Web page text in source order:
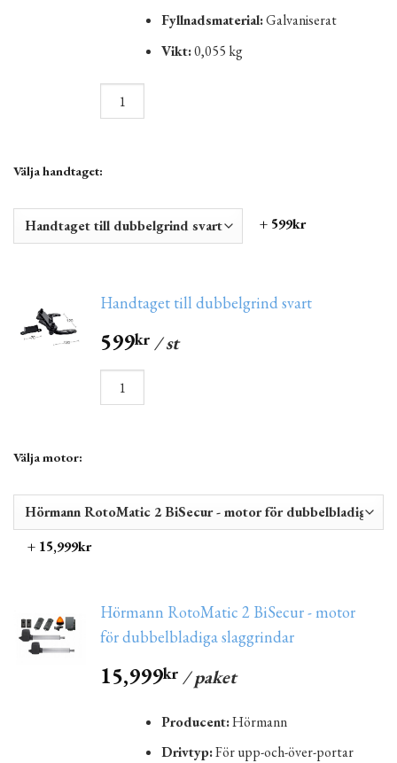
Fyllnadsmaterial:Galvaniserat
Vikt:0,055 kg
Välja handtaget:
+ 599kr
Handtaget till dubbelgrind svart
599kr / st
Välja motor:
+ 15,999kr
Hörmann RotoMatic 2 BiSecur - motor
för dubbelbladiga slaggrindar
15,999kr / paket
Producent:Hörmann
Drivtyp:För upp-och-över-portar